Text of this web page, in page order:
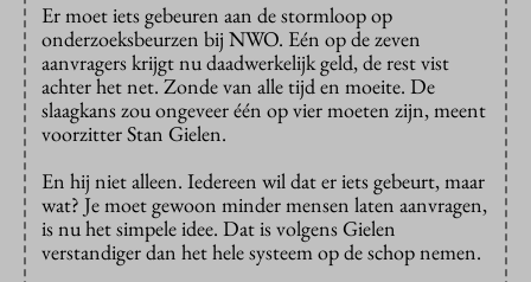
Er moet iets gebeuren aan de stormloop op
onderzoeksbeurzen bij NWO. Eén op de zeven
aanvragers krijgt nu daadwerkelijk geld, de rest vist
achter het net. Zonde van alle tijd en moeite. De
slaagkans zou ongeveer één op vier moeten zijn, meent
voorzitter Stan Gielen.
En hij niet alleen. Iedereen wil dat er iets gebeurt, maar
wat? Je moet gewoon minder mensen laten aanvragen,
is nu het simpele idee. Dat is volgens Gielen
verstandiger dan het hele systeem op de schop nemen.